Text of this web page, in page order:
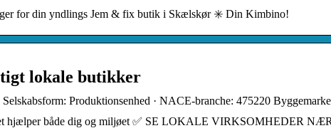
for din yndlings Jem & fix butik i Skælskør ✳️ Din Kimbino!
lokale butikker
Produktionsenhed · NACE-branche: 475220
hjælper både dig og miljøet ✅ SE LOKALE VIRKSOMHEDER